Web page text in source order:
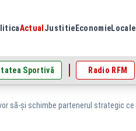
Actual Justitie EconomieLocale
Sportivă Radio RFM